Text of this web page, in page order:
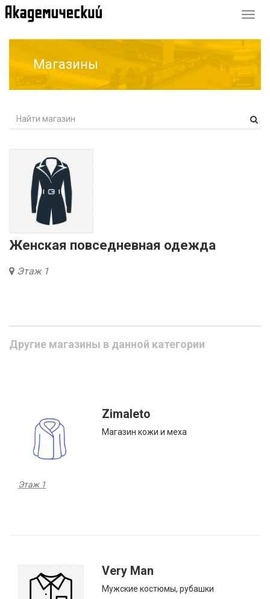
Магазины
Женская повседневная одежда
Этаж 1
Другие магазины в данной категории
Zimaleto
Магазин кожи и меха
Этаж 1
Very Man
Мужские костюмы, рубашки